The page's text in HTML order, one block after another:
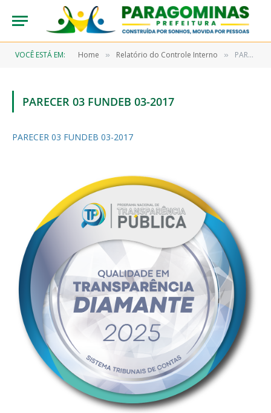
VOCÊ ESTÁ EM: Home » Relatório do Controle Interno » PARECER 03 FUNDEB 03-2017
PARECER 03 FUNDEB 03-2017
PARECER 03 FUNDEB 03-2017